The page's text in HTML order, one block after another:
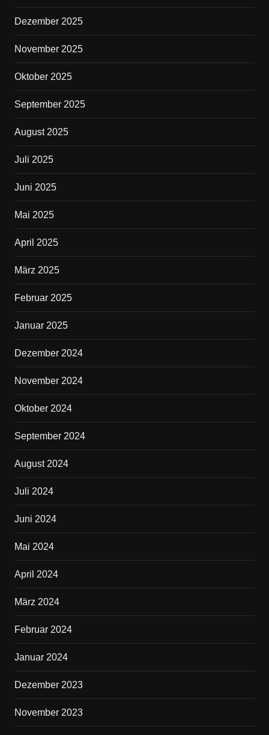
Dezember 2025
November 2025
Oktober 2025
September 2025
August 2025
Juli 2025
Juni 2025
Mai 2025
April 2025
März 2025
Februar 2025
Januar 2025
Dezember 2024
November 2024
Oktober 2024
September 2024
August 2024
Juli 2024
Juni 2024
Mai 2024
April 2024
März 2024
Februar 2024
Januar 2024
Dezember 2023
November 2023